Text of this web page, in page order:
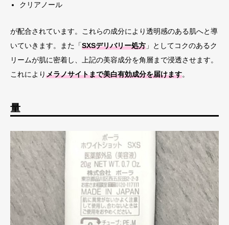
クリアノール
が配合されています。 これらの成分により透明感のある肌へと導
いていきます。
また「SXSデリバリー処方 」としてコクのあるク
リームが肌に密着し、上記の美容成分を角層まで浸透させます。
これによりメラノサイトまで美白有効成分を届けます。
量